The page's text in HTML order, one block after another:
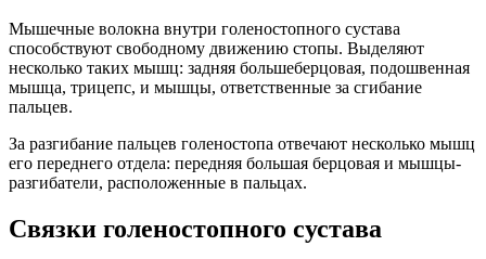
Мышечные волокна внутри голеностопного сустава
способствуют свободному движению стопы. Выделяют
несколько таких мышц: задняя большеберцовая, подошвенная
мышца, трицепс, и мышцы, ответственные за сгибание
пальцев.
За разгибание пальцев голеностопа отвечают несколько мышц
его переднего отдела: передняя большая берцовая и мышцы-
разгибатели, расположенные в пальцах.
Связки голеностопного сустава